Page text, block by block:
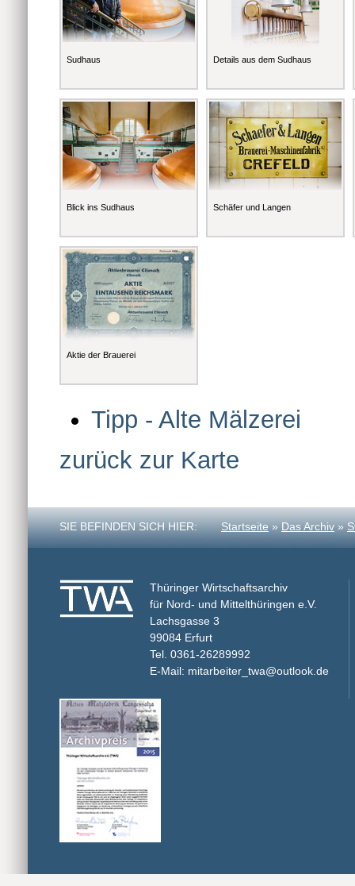
Sudhaus Details aus dem Sudhaus
Blick ins Sudhaus Schäfer und Langen
Aktie der Brauerei
Tipp - Alte Mälzerei
zurück zur Karte
SIE BEFINDEN SICH HIER: Startseite»Das Archiv»
Thüringer Wirtschaftsarchiv
für Nord- und Mittelthüringen e.V.
Lachsgasse 3
99084 Erfurt
Tel. 0361-26289992
E-Mail: mitarbeiter_twa@outlook.de